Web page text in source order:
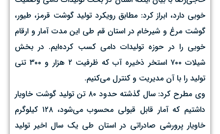
خوبی دارد، ابراز کرد: مطابق رویکرد تولید گوشت قرمز، طیور،
گوشت مرغ و شیرخام در استان قم طی این مدت آمار و ارقام
خوبی را در حوزه تولیدات دامی کسب کرده‌ایم. در بخش
شیلات ۷۰۰ استخر ذخیره آب که ظرفیت ۲ هزار و ۳۰۰ تنی
تولید را با آن مدیریت و کنترل می‌کنیم.
وی مطرح کرد: سال گذشته حدود ۸۰ تن تولید گوشت خاویار
داشتیم که آمار قابل قبولی محسوب می‌شود، ۱۲۸ کیلوگرم
خاویار پرورشی صادراتی در استان طی یک سال اخیر تولید